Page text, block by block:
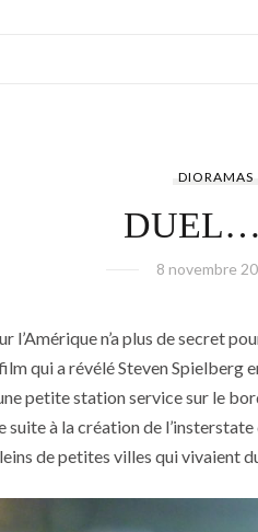
DIORAMAS
8 novembre
n’a plus de secret
qui a révélé Steven Spielberg
une petite station service sur le
à la création de l’insterstate
de petites villes qui vivaient